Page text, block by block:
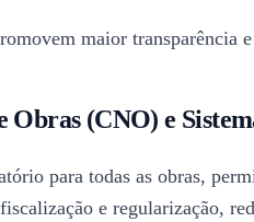
maior transparência
Obras (CNO) e
para todas as obras,
e regularização,